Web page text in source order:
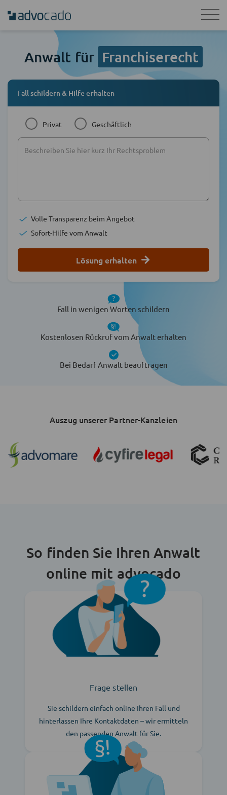
Anwalt für Franchiserecht
Fall schildern & Hilfe erhalten
Privat Geschäftlich
Volle Transparenz beim Angebot
Sofort-Hilfe vom Anwalt
Lösung erhalten
Fall in wenigen Worten schildern
Kostenlosen Rückruf vom Anwalt erhalten
Bei Bedarf Anwalt beauftragen
Auszug unserer Partner-Kanzleien
So finden Sie Ihren Anwalt
online mit advocado
Frage stellen
Sie schildern einfach online Ihren Fall und
hinterlassen Ihre Kontaktdaten – wir ermitteln
den passenden Anwalt für Sie.